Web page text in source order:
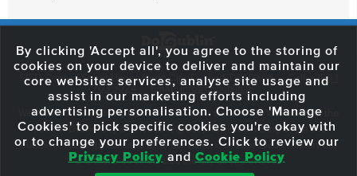
59 O'Connell Street Upper, North City, Dublin 1, D01 RX04 Call:+353 1
703 3024
Email: info@dodublin.ie
We've been entertaining visitors to our town since 1988. We're part of the
fabric of Dublin City and we take great pride in delivering a real and
authentic tour experience to all of our visitors, one steeped in history but
one that also celebrates the city as she evolves.
By clicking 'Accept all', you agree to the storing of
cookies on your device to deliver and maintain our
core websites services, analyse site usage and
assist in our marketing efforts including
advertising personalisation. Choose 'Manage
Cookies' to pick specific cookies you're okay with
or to change your preferences. Click to review our
Privacy Policy and Cookie Policy